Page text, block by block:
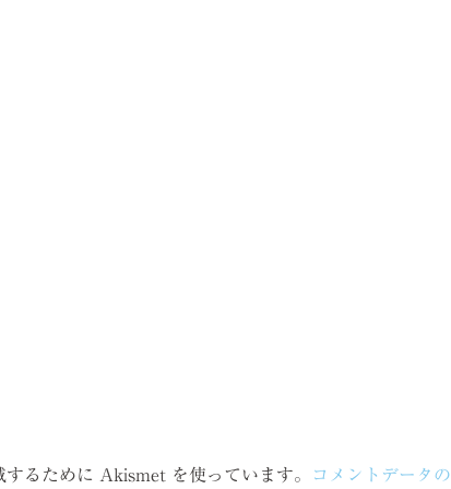
るために Akismet を使っています。
コメントデータの